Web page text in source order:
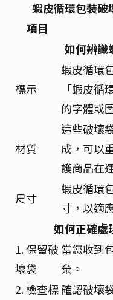
蝦皮循環包裝破
項目
如何辨識
標示
蝦皮循環
「蝦皮循
的字體或
材質
這些破壞
成，可以
護商品在
尺寸
蝦皮循環
寸，以適
如何正確處
1. 保留破
壞袋
當您收到
棄。
2. 檢查標確認破壞